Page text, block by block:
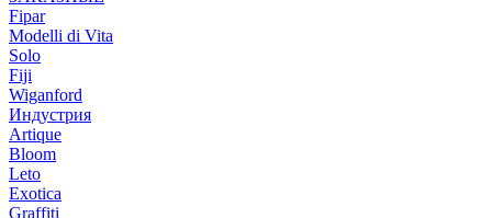
Fipar
Modelli di Vita
Solo
Fiji
Wiganford
Индустрия
Artique
Bloom
Leto
Exotica
Graffiti